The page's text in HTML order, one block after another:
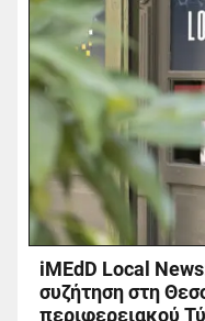
iMEdD Local
συζήτηση στη
περιφερειακού